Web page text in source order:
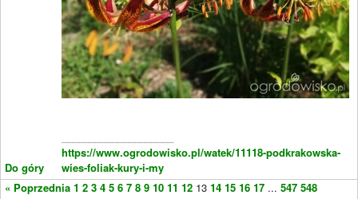
Do góry
https://www.ogrodowisko.pl/watek/11118-podkrakowska-
wies-foliak-kury-i-my
« Poprzednia 1 2 3 4 5 6 7 8 9 10 11 12 13 14 15 16 17 ... 547 548